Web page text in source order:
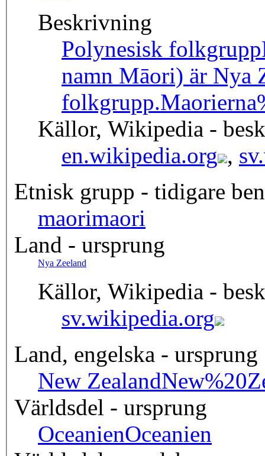
Beskrivning
Polynesisk folkgrupp
namn Māori) är Nya
folkgrupp.
Källor, Wikipedia -
en.wikipedia.org ,
Etnisk grupp - tidigare
maorimaori
Land - ursprung
Nya Zeeland
Källor, Wikipedia -
sv.wikipedia.org
Land, engelska - ursprung
New Zealand
Världsdel - ursprung
OceanienOceanien